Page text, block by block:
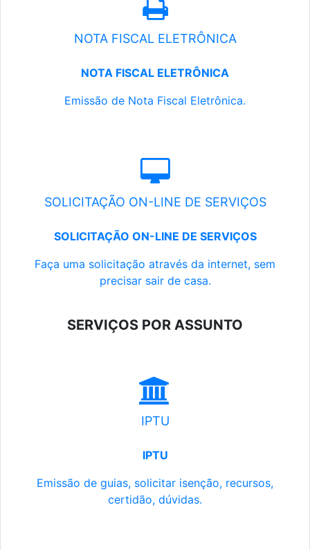
NOTA FISCAL ELETRÔNICA
NOTA FISCAL ELETRÔNICA
Emissão de Nota Fiscal Eletrônica.
SOLICITAÇÃO ON-LINE DE SERVIÇOS
SOLICITAÇÃO ON-LINE DE SERVIÇOS
Faça uma solicitação através da internet, sem
precisar sair de casa.
SERVIÇOS POR ASSUNTO
IPTU
IPTU
Emissão de guias, solicitar isenção, recursos,
certidão, dúvidas.